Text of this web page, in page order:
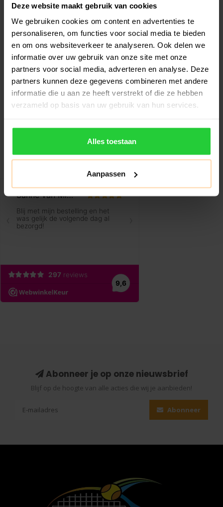
Deze website maakt gebruik van cookies
We gebruiken cookies om content en advertenties te
personaliseren, om functies voor social media te bieden
en om ons websiteverkeer te analyseren. Ook delen we
informatie over uw gebruik van onze site met onze
partners voor social media, adverteren en analyse. Deze
partners kunnen deze gegevens combineren met andere
informatie die u aan ze heeft verstrekt of die ze hebben
verzameld op basis van uw gebruik van hun services.
Alles toestaan
Aanpassen
Babolat Technical
Viper 3.0 Padelracket
€369,99 €259,99
De Babolat Technical Viper
3.0 is een padelracket voor
Babolat Air Viper 2.6
Padelracket
€319,99 €244,99
De Babolat Air Viper 2.6 is
het padelracket voor de
Abonneer je op onze nieuwsbrief
Blijf op de hoogte van alle acties die wij je aanbieden!
Abonneer